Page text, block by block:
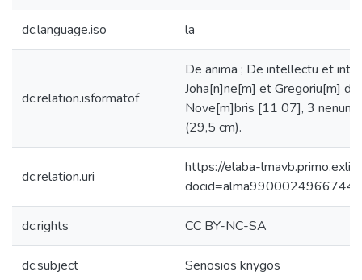
dc.language.iso la
dc.relation.isformatof
De anima ; De intellectu et
Joha[n]ne[m] et Gregoriu[m]
Nove[m]bris [11 07], 3
(29,5 cm).
dc.relation.uri
https://elaba-
dc.rights CC BY-NC-SA
dc.subject Senosios knygos